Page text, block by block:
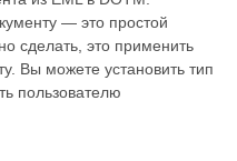
— это простой
сделать, это применить
Вы можете установить тип
пользователю